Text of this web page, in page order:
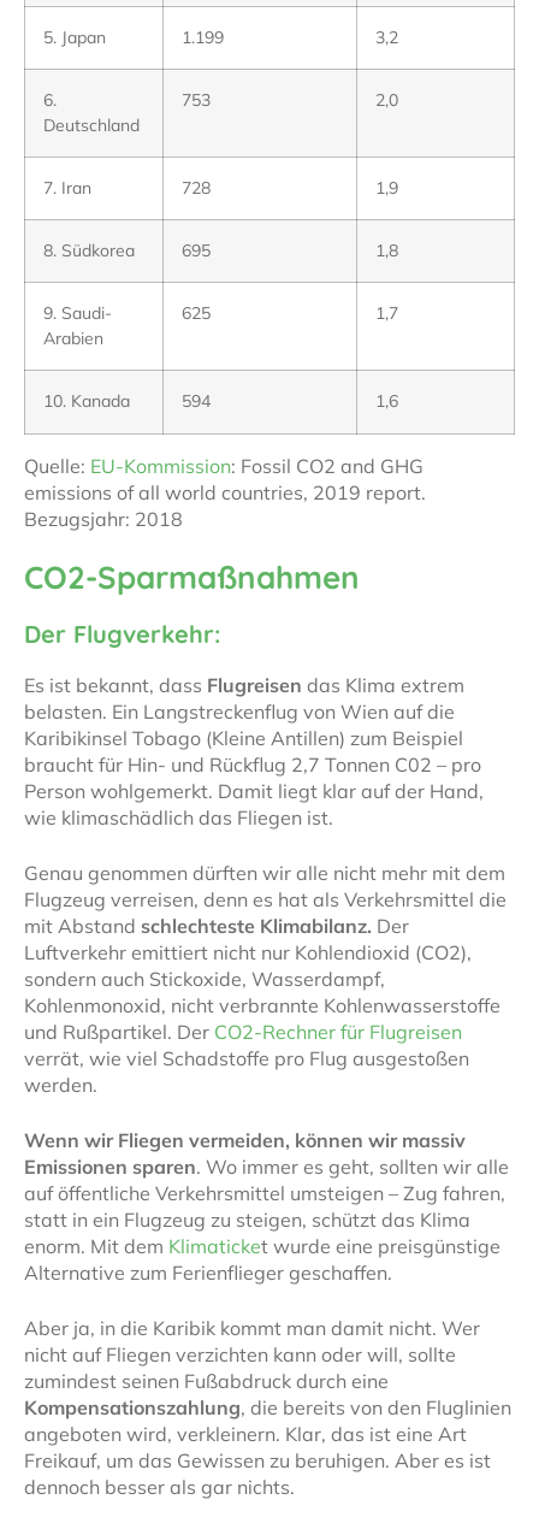
5. Japan 1.199 3,2
6.
Deutschland
753 2,0
7. Iran 728 1,9
8. Südkorea 695 1,8
9. Saudi-
Arabien
625 1,7
10. Kanada 594 1,6
Quelle: EU-Kommission: Fossil CO2 and GHG
emissions of all world countries, 2019 report.
Bezugsjahr: 2018
CO2-Sparmaßnahmen
Der Flugverkehr:
Es ist bekannt, dass Flugreisen das Klima extrem
belasten. Ein Langstreckenflug von Wien auf die
Karibikinsel Tobago (Kleine Antillen) zum Beispiel
braucht für Hin- und Rückflug 2,7 Tonnen C02 – pro
Person wohlgemerkt. Damit liegt klar auf der Hand,
wie klimaschädlich das Fliegen ist.
Genau genommen dürften wir alle nicht mehr mit dem
Flugzeug verreisen, denn es hat als Verkehrsmittel die
mit Abstand schlechteste Klimabilanz. Der
Luftverkehr emittiert nicht nur Kohlendioxid (CO2),
sondern auch Stickoxide, Wasserdampf,
Kohlenmonoxid, nicht verbrannte Kohlenwasserstoffe
und Rußpartikel. Der CO2-Rechner für Flugreisen
verrät, wie viel Schadstoffe pro Flug ausgestoßen
werden.
Wenn wir Fliegen vermeiden, können wir massiv
Emissionen sparen. Wo immer es geht, sollten wir alle
auf öffentliche Verkehrsmittel umsteigen – Zug fahren,
statt in ein Flugzeug zu steigen, schützt das Klima
enorm. Mit dem Klimaticket wurde eine preisgünstige
Alternative zum Ferienflieger geschaffen.
Aber ja, in die Karibik kommt man damit nicht. Wer
nicht auf Fliegen verzichten kann oder will, sollte
zumindest seinen Fußabdruck durch eine
Kompensationszahlung, die bereits von den Fluglinien
angeboten wird, verkleinern. Klar, das ist eine Art
Freikauf, um das Gewissen zu beruhigen. Aber es ist
dennoch besser als gar nichts.